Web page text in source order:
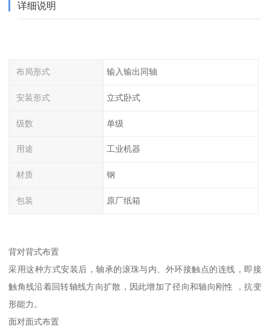
详细说明
布局形式 输入输出同轴
安装形式 立式卧式
级数 单级
用途 工业机器
材质 钢
包装 原厂纸箱
背对背式布置
采用这种方式安装后，轴承的滚珠与内、外环接触点的连线，即接
触角线沿着回转轴线方向扩散，因此增加了径向和轴向刚性 ，抗变
形能力。
面对面式布置